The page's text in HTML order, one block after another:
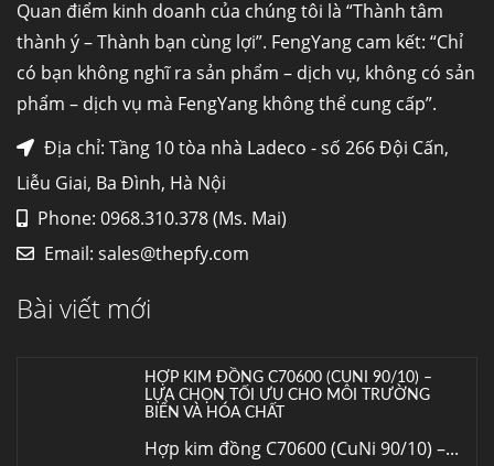
Quan điểm kinh doanh của chúng tôi là “Thành tâm
thành ý – Thành bạn cùng lợi”. FengYang cam kết: “Chỉ
có bạn không nghĩ ra sản phẩm – dịch vụ, không có sản
phẩm – dịch vụ mà FengYang không thể cung cấp”.
Địa chỉ: Tầng 10 tòa nhà Ladeco - số 266 Đội Cấn,
Liễu Giai, Ba Đình, Hà Nội
Phone: 0968.310.378 (Ms. Mai)
Email: sales@thepfy.com
Bài viết mới
Fengyang là một trong những nhà
máy...
Hợp kim N06625 là gì? Giá hợp kim 625 mới
nhiệt,...
Mua inox ở đâu chất lượng giá tốt? Gọi ngay
Inox (thép không gỉ) là một trong...
HỢP KIM ĐỒNG C70600 (CUNI 90/10) –
LỰA CHỌN TỐI ƯU CHO MÔI TRƯỜNG
BIỂN VÀ HÓA CHẤT
Hợp kim đồng C70600 (CuNi 90/10) –...